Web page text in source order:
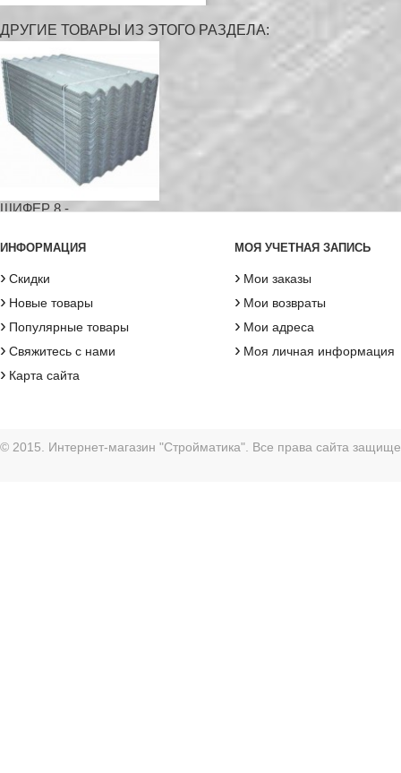
ДРУГИЕ ТОВАРЫ ИЗ ЭТОГО РАЗДЕЛА:
ШИФЕР 8 -...
ИНФОРМАЦИЯ
› Скидки
› Новые товары
› Популярные товары
› Свяжитесь с нами
› Карта сайта
МОЯ УЧЕТНАЯ ЗАПИСЬ
› Мои заказы
› Мои возвраты
› Мои адреса
› Моя личная информация
© 2015. Интернет-магазин "Стройматика". Все права сайта